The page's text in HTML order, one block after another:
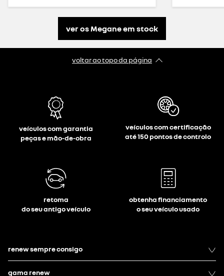
ver os Megane em stock
voltar ao topo da página
veículos com garantia
peças e mão-de-obra
veículos com certificação
até 150 pontos de controlo
retoma
do seu antigo veículo
obtenha financiamento
o seu veículo usado
renew sempre consigo
gama renew